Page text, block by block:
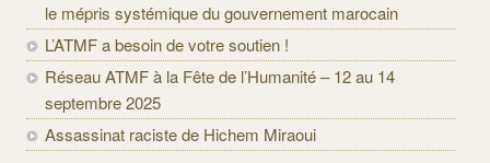
le mépris systémique du gouvernement marocain
L’ATMF a besoin de votre soutien !
Réseau ATMF à la Fête de l’Humanité – 12 au 14
septembre 2025
Assassinat raciste de Hichem Miraoui